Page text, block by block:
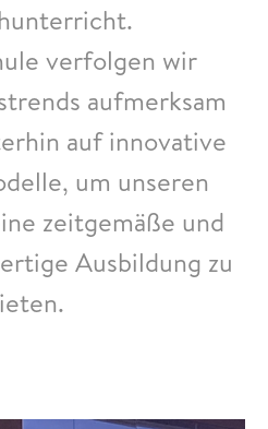
verfolgen wir
aufmerksam
auf innovative
um unseren
zeitgemäße und
Ausbildung zu